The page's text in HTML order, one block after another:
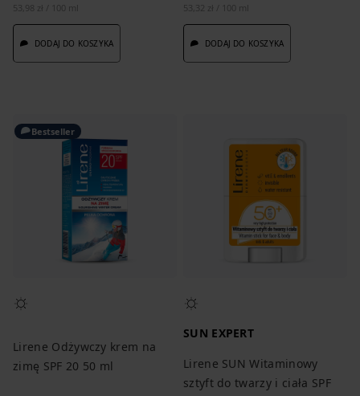
53,98 zł / 100 ml
DODAJ DO KOSZYKA
53,32 zł / 100 ml
DODAJ DO KOSZYKA
Bestseller
Lirene Odżywczy krem na
zimę SPF 20 50 ml
SUN EXPERT
Lirene SUN Witaminowy
sztyft do twarzy i ciała SPF